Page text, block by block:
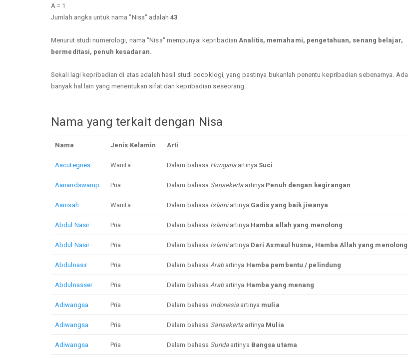
A = 1
Jumlah angka untuk nama "Nisa" adalah 43
Menurut studi numerologi, nama "Nisa" mempunyai kepribadian Analitis, memahami, pengetahuan, senang belajar,
bermeditasi, penuh kesadaran.
Sekali lagi kepribadian di atas adalah hasil studi cocoklogi, yang pastinya bukanlah penentu kepribadian sebenarnya. Ada
banyak hal lain yang menentukan sifat dan kepribadian seseorang.
Nama yang terkait dengan Nisa
Nama Jenis Kelamin Arti
Aacutegnes Wanita Dalam bahasa Hungariaartinya Suci
Aanandswarup Pria Dalam bahasa Sansekertaartinya Penuh dengan kegirangan
Aanisah Wanita Dalam bahasa Islamiartinya Gadis yang baik jiwanya
Abdul Nasir Pria Dalam bahasa Islamiartinya Hamba allah yang menolong
Abdul Nasir Pria Dalam bahasa Islamiartinya Dari Asmaul husna, Hamba Allah yang menolong
Abdulnasir Pria Dalam bahasaArabartinya Hamba pembantu / pelindung
Abdulnasser Pria Dalam bahasaArabartinya Hamba yang menang
Adiwangsa Pria Dalam bahasa Indonesiaartinya mulia
Adiwangsa Pria Dalam bahasa Sansekertaartinya Mulia
Adiwangsa Pria Dalam bahasa Sundaartinya Bangsa utama